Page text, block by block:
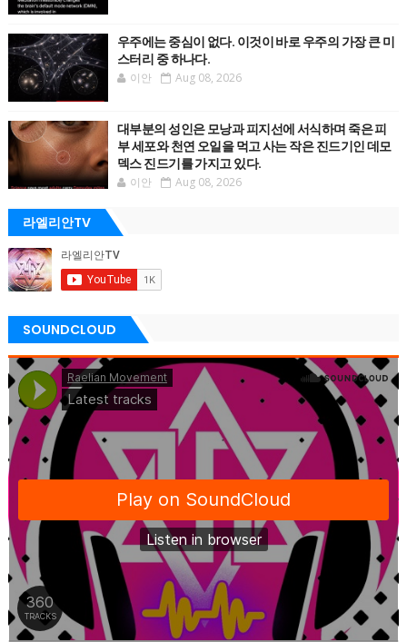
우주에는 중심이 없다. 이것이 바로 우주의 가장 큰 미
스터리 중 하나다.
이안 Aug 08, 2026
대부분의 성인은 모낭과 피지선에 서식하며 죽은 피
부 세포와 천연 오일을 먹고 사는 작은 진드기인 데모
덱스 진드기를 가지고 있다.
이안 Aug 08, 2026
라엘리안TV
SOUNDCLOUD